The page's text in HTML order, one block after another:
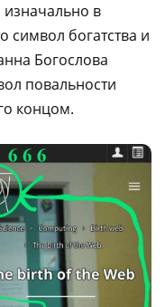
в
богатства и
Богослова
повальности
концом.